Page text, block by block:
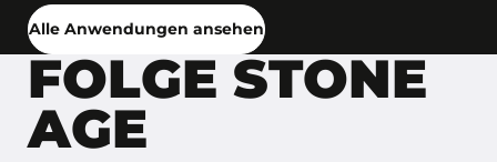
Alle Anwendungen ansehen
FOLGE STONE
AGE